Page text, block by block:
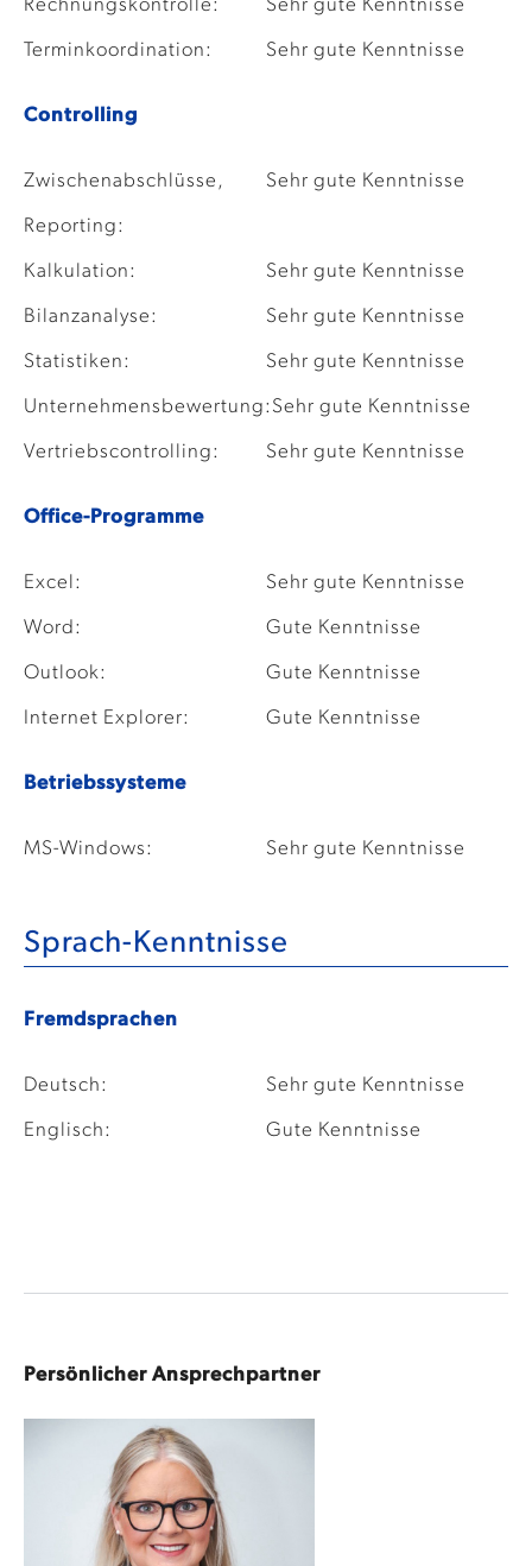
Rechnungskontrolle: Sehr gute Kenntnisse
Terminkoordination: Sehr gute Kenntnisse
Sprach-Kenntnisse
Fremdsprachen
Deutsch: Sehr gute Kenntnisse
Englisch: Gute Kenntnisse
Controlling
Zwischenabschlüsse,
Reporting:
Sehr gute Kenntnisse
Kalkulation: Sehr gute Kenntnisse
Bilanzanalyse: Sehr gute Kenntnisse
Statistiken: Sehr gute Kenntnisse
Unternehmensbewertung:Sehr gute Kenntnisse
Vertriebscontrolling: Sehr gute Kenntnisse
Office-Programme
Excel: Sehr gute Kenntnisse
Word: Gute Kenntnisse
Outlook: Gute Kenntnisse
Internet Explorer: Gute Kenntnisse
Betriebssysteme
MS-Windows: Sehr gute Kenntnisse
Persönlicher Ansprechpartner